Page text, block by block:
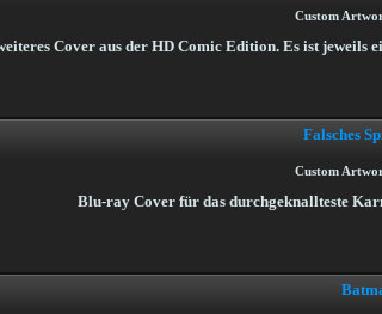
Custom
Cover aus der HD Comic Edition. Es ist
Falsches
Custom
Blu-ray Cover für das durchgeknallteste